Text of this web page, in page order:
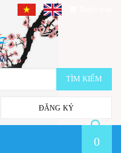
TÌM KIẾM
ĐĂNG KÝ
0